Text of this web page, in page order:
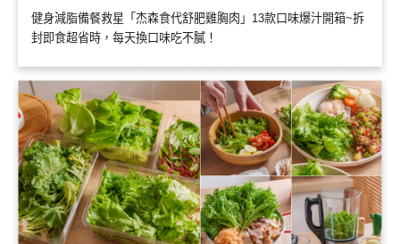
健身減脂備餐救星「杰森食代舒肥雞胸肉」13款口味爆汁開箱~拆
封即食超省時，每天換口味吃不膩！